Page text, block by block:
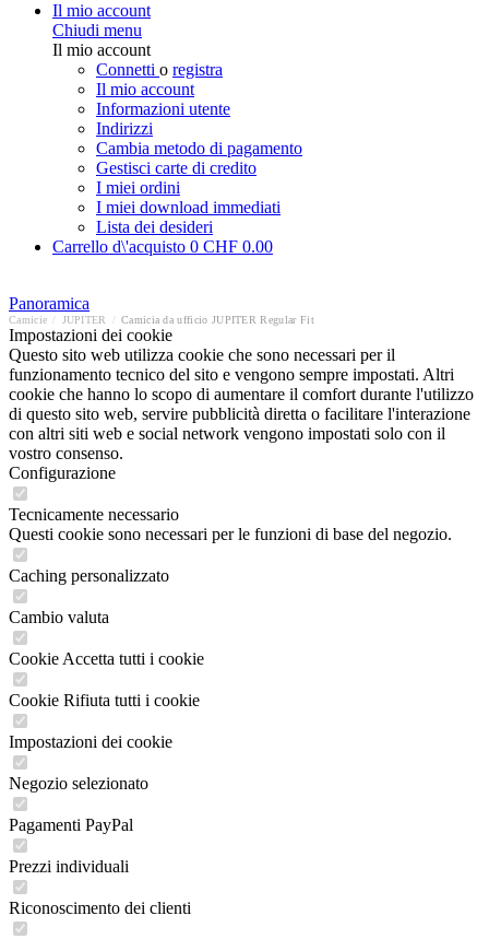
Il mio account
Chiudi menu
Il mio account
Connetti o registra
Il mio account
Informazioni utente
Indirizzi
Cambia metodo di pagamento
Gestisci carte di credito
I miei ordini
I miei download immediati
Lista dei desideri
Carrello d\'acquisto 0 CHF 0.00
Panoramica
Camicie JUPITER Camicia da ufficio JUPITER Regular Fit
Impostazioni dei cookie
Questo sito web utilizza cookie che sono necessari per il
funzionamento tecnico del sito e vengono sempre impostati. Altri
cookie che hanno lo scopo di aumentare il comfort durante l'utilizzo
di questo sito web, servire pubblicità diretta o facilitare l'interazione
con altri siti web e social network vengono impostati solo con il
vostro consenso.
Configurazione
Tecnicamente necessario
Questi cookie sono necessari per le funzioni di base del negozio.
Caching personalizzato
Cambio valuta
Cookie Accetta tutti i cookie
Cookie Rifiuta tutti i cookie
Impostazioni dei cookie
Negozio selezionato
Pagamenti PayPal
Prezzi individuali
Riconoscimento dei clienti